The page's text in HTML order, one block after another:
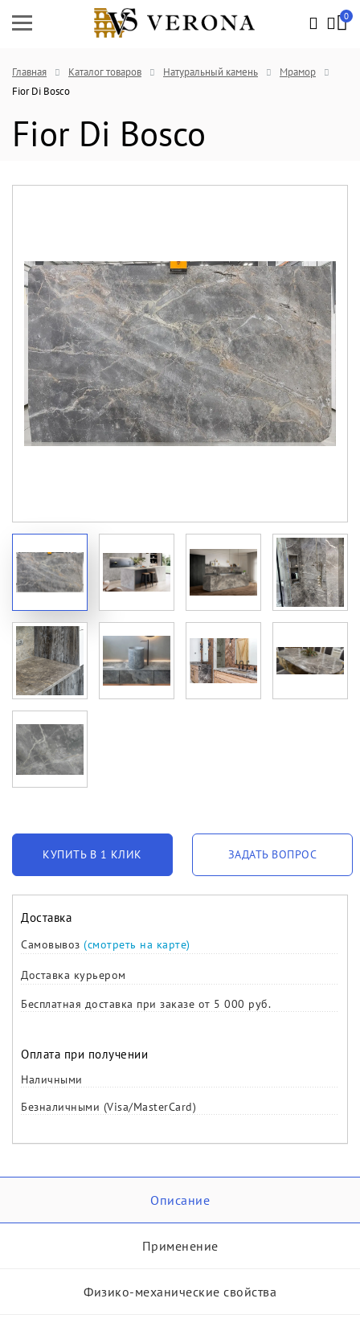
0
Главная Каталог товаров Натуральный камень
Мрамор
Fior Di Bosco
Fior Di Bosco
КУПИТЬ В 1 КЛИК ЗАДАТЬ ВОПРОС
Доставка
Самовывоз (смотреть на карте)
Доставка курьером
Бесплатная доставка при заказе от 5 000 руб.
Оплата при получении
Наличными
Безналичными (Visa/MasterCard)
Описание
Применение
Физико-механические свойства